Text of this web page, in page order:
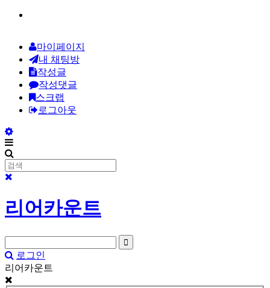
마이페이지
내 채팅방
작성글
작성댓글
스크랩
로그아웃
리어카운트
로그인
리어카운트